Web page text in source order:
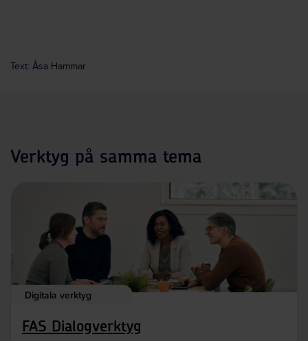
Text: Åsa Hammar
Verktyg på samma tema
Digitala verktyg
FAS Dialogverktyg